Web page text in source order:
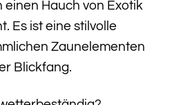
einen Hauch von Exotik
Es ist eine stilvolle
Zaunelementen
Blickfang.